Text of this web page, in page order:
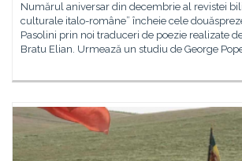
Numărul aniversar din decembrie al revistei
culturale italo-române” încheie cele
Pasolini prin noi traduceri de poezie realizate
Bratu Elian. Urmează un studiu de George